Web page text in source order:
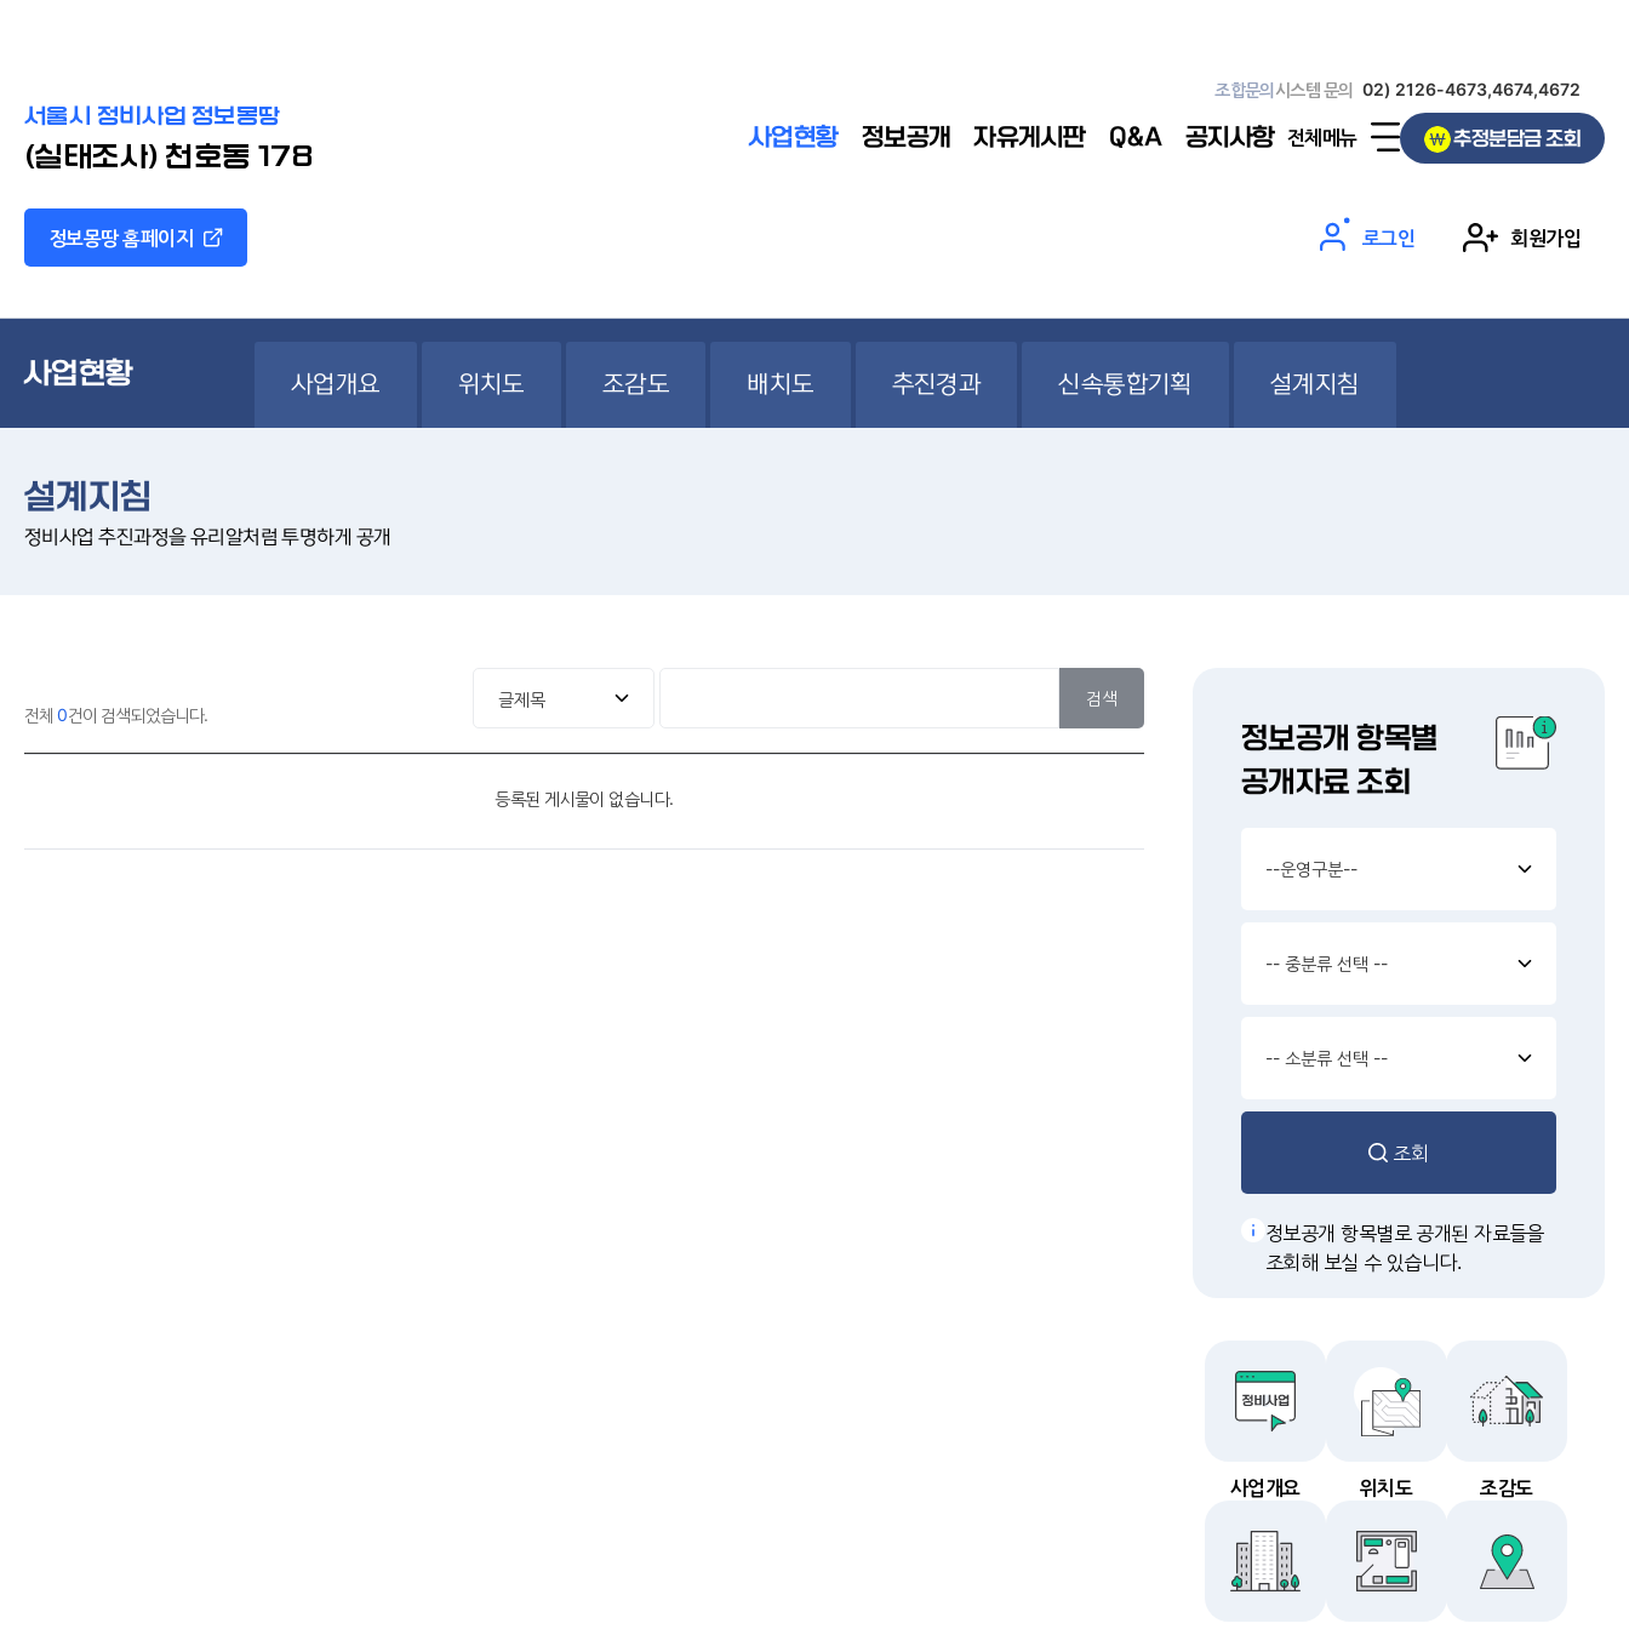
조합문의시스템 문의 02) 2126-4673,4674,4672
서울시 정비사업 정보몽땅
(실태조사) 천호동 178
사업현황 정보공개 자유게시판 Q&A 공지사항 전체메뉴 추정분담금 조회
정보몽땅 홈페이지 로그인 회원가입
사업현황 사업개요 위치도 조감도 배치도 추진경과 신속통합기획 설계지침